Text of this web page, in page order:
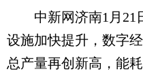
中新网济南1月21
设施加快提升，数字
总产量再创新高，能